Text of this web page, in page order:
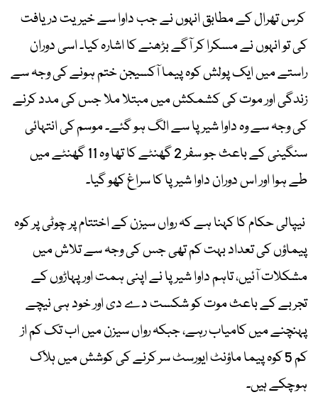
کرس تھرال کے مطابق انہوں نے جب داوا سے خیریت دریافت
کی تو انہوں نے مسکرا کر آگے بڑھنے کا اشارہ کیا۔ اسی دوران
راستے میں ایک پولش کوہ پیما آکسیجن ختم ہونے کی وجہ سے
زندگی اور موت کی کشمکش میں مبتلا ملا جس کی مدد کرنے
کی وجہ سے وہ داوا شیرپا سے الگ ہو گئے۔ موسم کی انتہائی
سنگینی کے باعث جو سفر 2 گھنٹے کا تھا وہ 11 گھنٹے میں
طے ہوا اور اس دوران داوا شیرپا کا سراغ کھو گیا۔
نیپالی حکام کا کہنا ہے کہ رواں سیزن کے اختتام پر چوٹی پر کوہ
پیماؤں کی تعداد بہت کم تھی جس کی وجہ سے تلاش میں
مشکلات آئیں، تاہم داوا شیرپا نے اپنی ہمت اور پہاڑوں کے
تجربے کے باعث موت کو شکست دے دی اور خود ہی نیچے
پہنچنے میں کامیاب رہے، جبکہ رواں سیزن میں اب تک کم از
کم 5 کوہ پیما ماؤنٹ ایورسٹ سر کرنے کی کوشش میں ہلاک
ہوچکے ہیں۔